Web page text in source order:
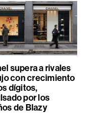
supera a rivales
con crecimiento
dígitos,
por los
de Blazy